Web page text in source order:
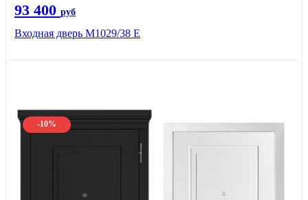
93 400 руб
Входная дверь М1029/38 E
-10%